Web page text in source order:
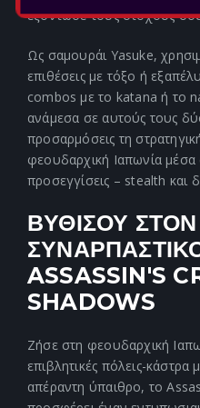
εξόντωσε τους στόχους
Ως σαμουράι Yasuke,
επιθέσεις με τόξο ή
combos με το katana ή το
ανάμεσα σε αυτούς τους
προσαρμόσεις τη
φεουδαρχική Ιαπωνία μέσα
προσεγγίσεις – stealth και
ΒΥΘΙΣΟΥ ΣΤΟΝ
ASSASSIN'S
SHADOWS
Ζήσε στη φεουδαρχική
επιβλητικές πόλεις-κάστρα
απέραντη ύπαιθρο, το